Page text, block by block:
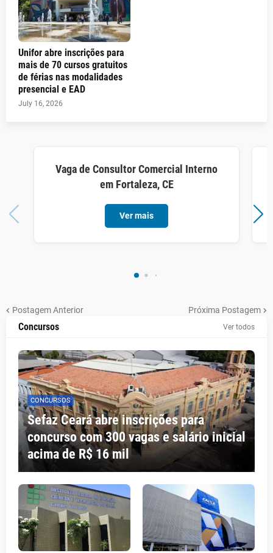
Unifor abre inscrições para
mais de 70 cursos gratuitos
de férias nas modalidades
presencial e EAD
July 16, 2026
Vaga de Consultor Comercial Interno
em Fortaleza, CE
Ver mais
Postagem Anterior Próxima Postagem
Concursos Ver todos
CONCURSOS
Sefaz Ceará abre inscrições para
concurso com 300 vagas e salário inicial
acima de R$ 16 mil